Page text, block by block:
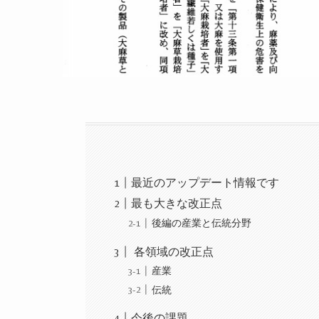
最近のアップデート情報です
最も大きな改正点
後編の産業と伝統分野
各領域の改正点
産業
伝統